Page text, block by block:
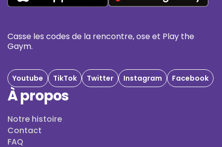
Casse les codes de la rencontre, ose et Play the
Gaym.
Youtube TikTok Twitter Instagram Facebook
À propos
Notre histoire
Contact
FAQ